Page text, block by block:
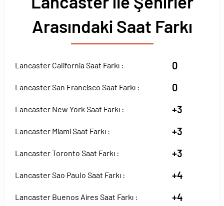
Arasındaki Saat Farkı
Lancaster California Saat Farkı : 0
Lancaster San Francisco Saat Farkı : 0
Lancaster New York Saat Farkı : +3
Lancaster Miami Saat Farkı : +3
Lancaster Toronto Saat Farkı : +3
Lancaster Sao Paulo Saat Farkı : +4
Lancaster Buenos Aires Saat Farkı : +4